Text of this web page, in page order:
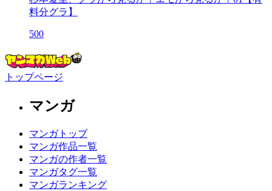
料分グラ】
500
トップページ
マンガ
マンガトップ
マンガ作品一覧
マンガの作者一覧
マンガタグ一覧
マンガランキング